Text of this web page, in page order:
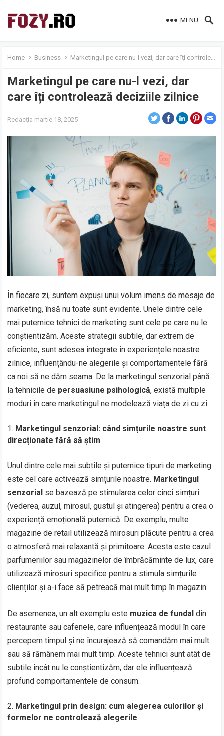
MENU
Home Business Marketingul pe care nu-l vezi, dar care îți controlează deciziile zilnice
Marketingul pe care nu-l vezi, dar
care îți controlează deciziile zilnice
Redacția martie 18, 2025
În fiecare zi, suntem expuși unui volum imens de mesaje de
marketing, însă nu toate sunt evidente. Unele dintre cele
mai puternice tehnici de marketing sunt cele pe care nu le
conștientizăm. Aceste strategii subtile, dar extrem de
eficiente, sunt adesea integrate în experiențele noastre
zilnice, influențându-ne alegerile și comportamentele fără
ca noi să ne dăm seama. De la marketingul senzorial până
la tehnicile de persuasiune psihologică, există multiple
moduri în care marketingul ne modelează viața de zi cu zi.
Marketingul senzorial: când simțurile noastre sunt
direcționate fără să știm
Unul dintre cele mai subtile și puternice tipuri de marketing
este cel care activează simțurile noastre. Marketingul
senzorial se bazează pe stimularea celor cinci simțuri
(vederea, auzul, mirosul, gustul și atingerea) pentru a crea o
experiență emoțională puternică. De exemplu, multe
magazine de retail utilizează mirosuri plăcute pentru a crea
o atmosferă mai relaxantă și primitoare. Acesta este cazul
parfumeriilor sau magazinelor de îmbrăcăminte de lux, care
utilizează mirosuri specifice pentru a stimula simțurile
clienților și a-i face să petreacă mai mult timp în magazin.
De asemenea, un alt exemplu este muzica de fundal din
restaurante sau cafenele, care influențează modul în care
percepem timpul și ne încurajează să comandăm mai mult
sau să rămânem mai mult timp. Aceste tehnici sunt atât de
subtile încât nu le conștientizăm, dar ele influențează
profund comportamentele de consum.
Marketingul prin design: cum alegerea culorilor și
formelor ne controlează alegerile